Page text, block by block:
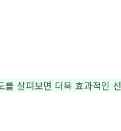
를 살펴보면 더욱 효과적인 선